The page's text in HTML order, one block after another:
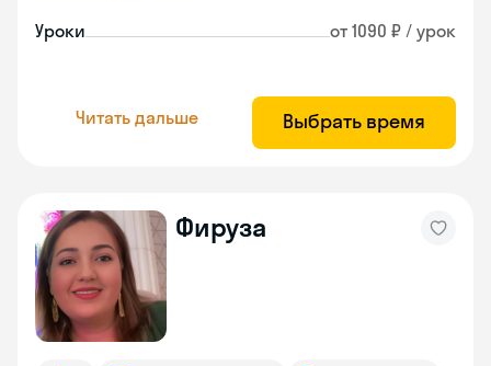
Уроки от 1090 ₽ / урок
Читать дальше Выбрать время
Фируза